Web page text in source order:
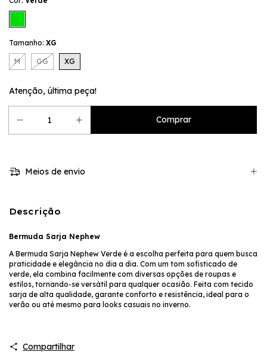
Tamanho: XG
M GG XG
Atenção, última peça!
Meios de envio
Descrição
Bermuda Sarja Nephew
A Bermuda Sarja Nephew Verde é a escolha perfeita para quem busca
praticidade e elegância no dia a dia. Com um tom sofisticado de
verde, ela combina facilmente com diversas opções de roupas e
estilos, tornando-se versátil para qualquer ocasião. Feita com tecido
sarja de alta qualidade, garante conforto e resistência, ideal para o
verão ou até mesmo para looks casuais no inverno.
Compartilhar